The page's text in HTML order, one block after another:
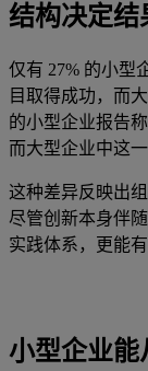
结构决定结
仅有 27% 的小型
目取得成功，而
的小型企业报告
而大型企业中这一
这种差异反映出
尽管创新本身伴
实践体系，更能
小型企业能